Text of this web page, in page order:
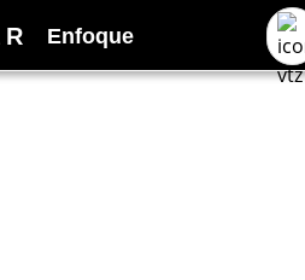
R Enfoque